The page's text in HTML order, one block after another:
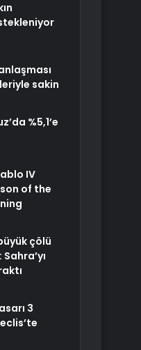
sakin
%5,1’e
IV
of the
çölü
3